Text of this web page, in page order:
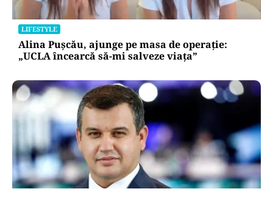
LIFESTYLE
Alina Pușcău, ajunge pe masa de operație:
„UCLA încearcă să-mi salveze viața”